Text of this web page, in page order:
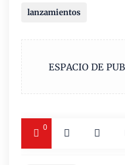
lanzamientos
ESPACIO DE
0